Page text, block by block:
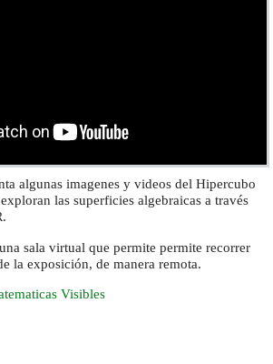
algunas imagenes y videos del Hipercubo
las superficies algebraicas a través
.
sala virtual que permite permite recorrer
la exposición, de manera remota.
Visibles